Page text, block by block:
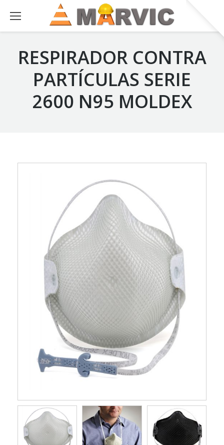
RESPIRADOR CONTRA
PARTÍCULAS SERIE
2600 N95 MOLDEX